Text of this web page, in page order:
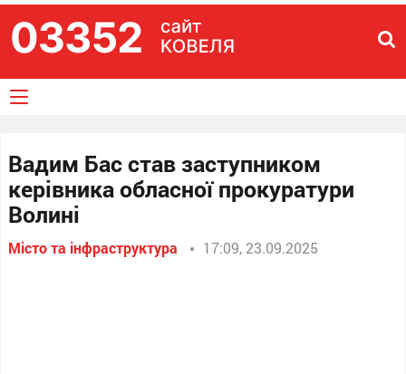
Вадим Бас став заступником
керівника обласної прокуратури
Волині
Місто та інфраструктура 17:09, 23.09.2025